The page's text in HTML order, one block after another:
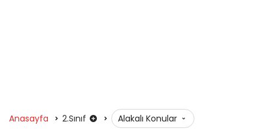
Anasayfa 2.Sınıf Alakalı Konular